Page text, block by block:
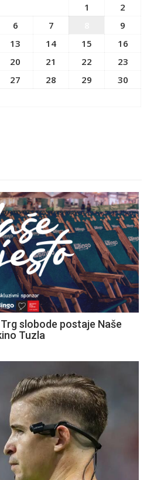
1
2
6 7
9
13 14 15
16
20 21 22
23
27 28 29
30
slobode postaje Naše
Tuzla